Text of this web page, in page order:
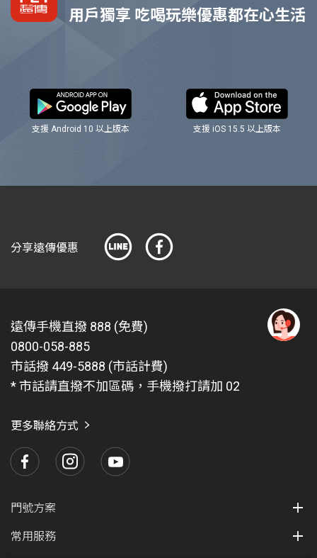
用戶獨享 吃喝玩樂優惠都在心生活
支援 Android 10 以上版本 支援 iOS 15.5 以上版本
分享遠傳優惠
遠傳手機直撥 888 (免費)
0800-058-885
市話撥 449-5888 (市話計費)
* 市話請直撥不加區碼，手機撥打請加 02
更多聯絡方式
門號方案
常用服務